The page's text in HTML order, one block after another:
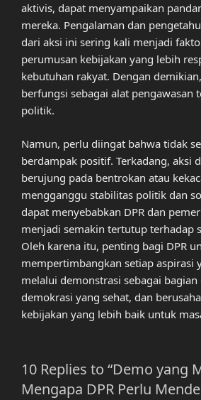
aktivis, dapat menyampaikan
mereka. Pengalaman dan
dari aksi ini sering kali menjadi
perumusan kebijakan yang lebih
kebutuhan rakyat. Dengan
berfungsi sebagai alat pengawasan
politik.
Namun, perlu diingat bahwa tidak
berdampak positif. Terkadang, aksi
berujung pada bentrokan atau
mengganggu stabilitas politik dan
dapat menyebabkan DPR dan
menjadi semakin tertutup terhadap
Oleh karena itu, penting bagi DPR
mempertimbangkan setiap aspirasi
melalui demonstrasi sebagai bagian
demokrasi yang sehat, dan
kebijakan yang lebih baik untuk
10 Replies to “Demo yang
Mengapa DPR Perlu